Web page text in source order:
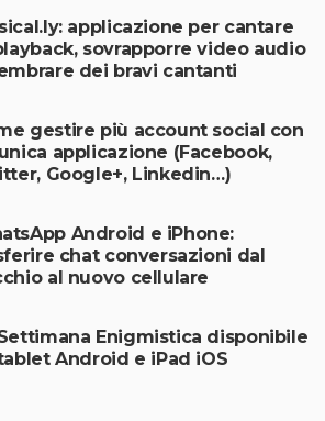
applicazione per cantare
sovrapporre video audio
dei bravi cantanti
gestire più account social con
applicazione (Facebook,
Google+, Linkedin…)
Android e iPhone:
chat conversazioni dal
al nuovo cellulare
Enigmistica disponibile
Android e iPad iOS